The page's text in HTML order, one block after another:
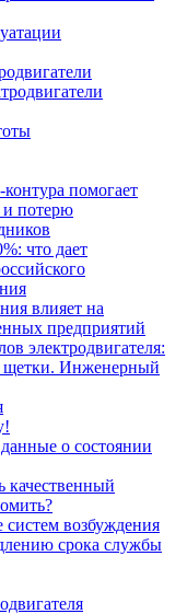
помогает
и потерю
что дает
влияет на
предприятий
электродвигателя:
щетки. Инженерный
о состоянии
возбуждения
срока службы